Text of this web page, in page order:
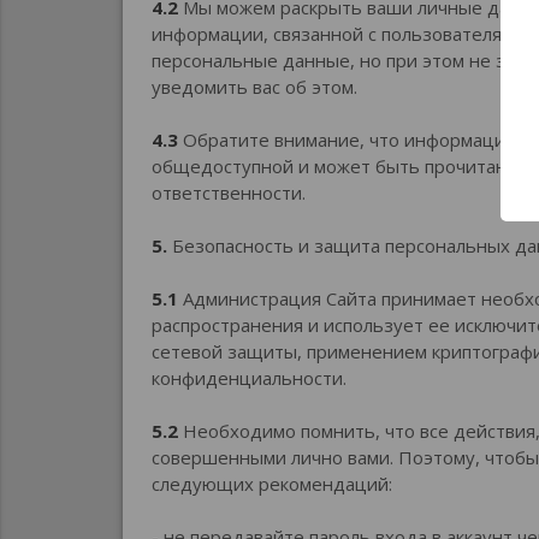
4.2 Мы можем раскрыть ваши личные
информации, связанной с пользователями
персональные данные, но при этом не
уведомить вас об этом.
4.3 Обратите внимание, что информация,
общедоступной и может быть прочитана
ответственности.
5. Безопасность и защита персональных
5.1 Администрация Сайта принимает
распространения и использует ее
сетевой защиты, применением
конфиденциальности.
5.2 Необходимо помнить, что все
совершенными лично вами. Поэтому,
следующих рекомендаций: